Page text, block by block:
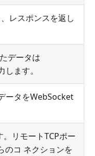
レスポンスを返し
データは
ます。
ータをWebSocket
リモートTCPポー
のコ ネクションを